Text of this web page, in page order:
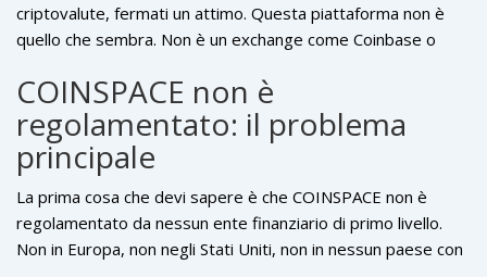
criptovalute, fermati un attimo. Questa piattaforma non è
quello che sembra. Non è un exchange come Coinbase o
finanziaria seria, e i suoi costi nascosti possono costarti più
di quanto pensi.
COINSPACE non è
regolamentato: il problema
principale
La prima cosa che devi sapere è che COINSPACE non è
regolamentato da nessun ente finanziario di primo livello.
Non in Europa, non negli Stati Uniti, non in nessun paese con